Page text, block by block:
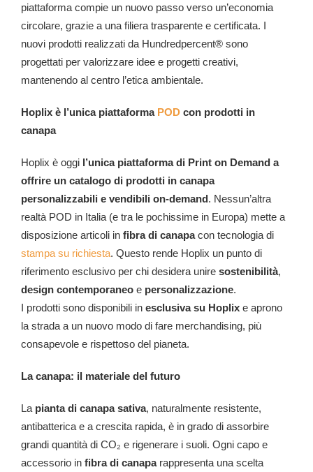
piattaforma compie un nuovo passo verso un’economia
circolare, grazie a una filiera trasparente e certificata. I
nuovi prodotti realizzati da Hundredpercent® sono
progettati per valorizzare idee e progetti creativi,
mantenendo al centro l’etica ambientale.
Hoplix è l’unica piattaforma POD con prodotti in
canapa
Hoplix è oggi l’unica piattaforma di Print on Demand a
offrire un catalogo di prodotti in canapa
personalizzabili e vendibili on-demand . Nessun’altra
realtà POD in Italia (e tra le pochissime in Europa) mette a
disposizione articoli in fibra di canapacon tecnologia di
stampa su richiesta. Questo rende Hoplix un punto di
riferimento esclusivo per chi desidera unire sostenibilità,
design contemporaneo e personalizzazione.
I prodotti sono disponibili in esclusiva su Hoplix e aprono
la strada a un nuovo modo di fare merchandising, più
consapevole e rispettoso del pianeta.
La canapa: il materiale del futuro
La pianta di canapa sativa, naturalmente resistente,
antibatterica e a crescita rapida, è in grado di assorbire
grandi quantità di CO₂ e rigenerare i suoli. Ogni capo e
accessorio in fibra di canaparappresenta una scelta